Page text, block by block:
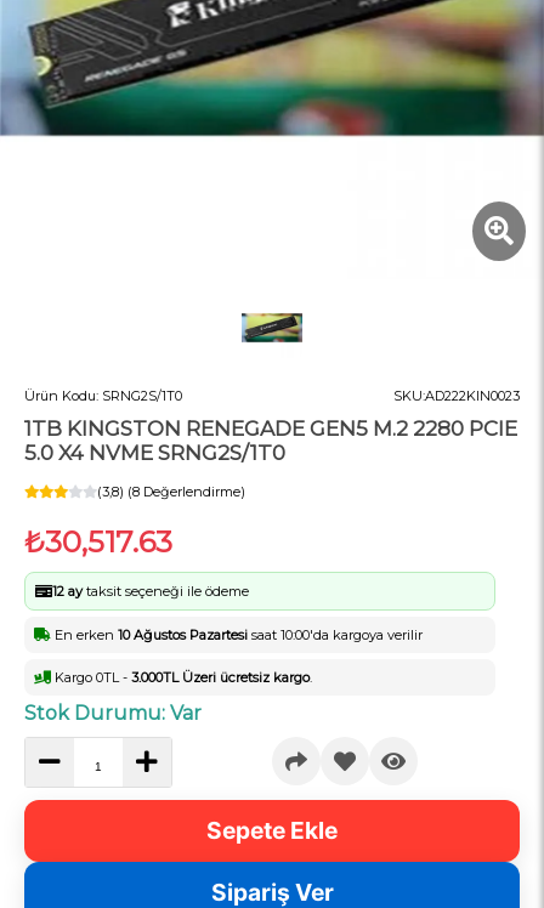
Ürün Kodu: SRNG2S/1T0 SKU:AD222KIN0023
1TB KINGSTON RENEGADE GEN5 M.2 2280 PCIE
5.0 X4 NVME SRNG2S/1T0
(3,8) (8 Değerlendirme)
₺30,517.63
12 aytaksit seçeneği ile ödeme
En erken 10 Ağustos Pazartesi saat 10:00'da kargoya verilir
Kargo 0TL - 3.000TL Üzeri ücretsiz kargo.
Stok Durumu: Var
Sepete Ekle
Sipariş Ver